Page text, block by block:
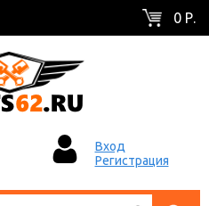
0 Р.
Вход
Регистрация